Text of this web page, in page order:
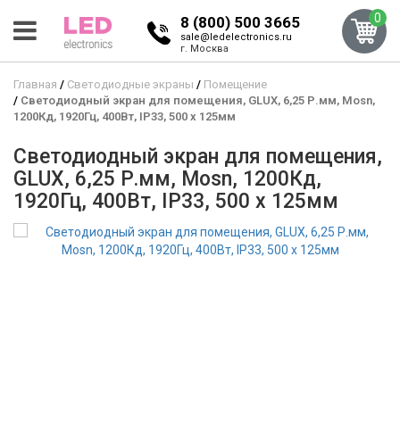
8 (800) 500 3665
sale@ledelectronics.ru
г. Москва
0
Главная Светодиодные экраны
Помещение
Светодиодный экран для помещения, GLUX, 6,25 Р.мм, Mosn,
1200Кд, 1920Гц, 400Вт, IP33, 500 x 125мм
Светодиодный экран для помещения,
GLUX, 6,25 Р.мм, Mosn, 1200Кд,
1920Гц, 400Вт, IP33, 500 x 125мм